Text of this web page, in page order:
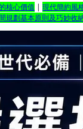
核心價值 | 現代簡約風
規劃基本原則及巧妙收